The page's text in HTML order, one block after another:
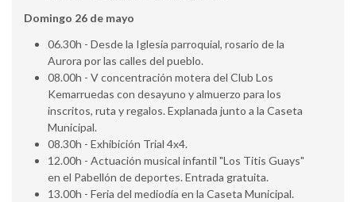
Domingo 26 de mayo
06.30h - Desde la Iglesia parroquial, rosario de la
Aurora por las calles del pueblo.
08.00h - V concentración motera del Club Los
Kemarruedas con desayuno y almuerzo para los
inscritos, ruta y regalos. Explanada junto a la Caseta
Municipal.
08.30h - Exhibición Trial 4x4.
12.00h - Actuación musical infantil "Los Titis Guays"
en el Pabellón de deportes. Entrada gratuita.
13.00h - Feria del mediodía en la Caseta Municipal.